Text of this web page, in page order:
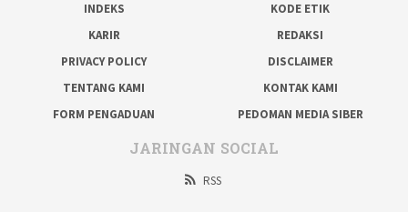
INDEKS
KODE ETIK
KARIR
REDAKSI
PRIVACY POLICY
DISCLAIMER
TENTANG KAMI
KONTAK KAMI
FORM PENGADUAN
PEDOMAN MEDIA SIBER
JARINGAN SOCIAL
RSS